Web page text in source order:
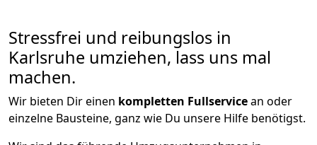
Stressfrei und reibungslos in
Karlsruhe umziehen, lass uns mal
machen.
Wir bieten Dir einen kompletten Fullservicean oder
einzelne Bausteine, ganz wie Du unsere Hilfe benötigst.